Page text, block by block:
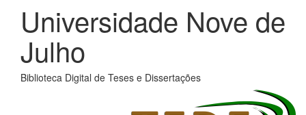
Universidade Nove de
Julho
Biblioteca Digital de Teses e Dissertações